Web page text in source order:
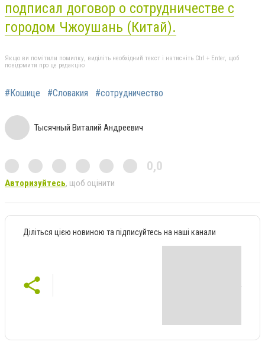
подписал договор о сотрудничестве с
городом Чжоушань (Китай).
Якщо ви помітили помилку, виділіть необхідний текст і натисніть Ctrl + Enter, щоб
повідомити про це редакцію
#Кошице #Словакия #сотрудничество
Тысячный Виталий Андреевич
0,0
Авторизуйтесь, щоб оцінити
Діліться цією новиною та підписуйтесь на наші канали